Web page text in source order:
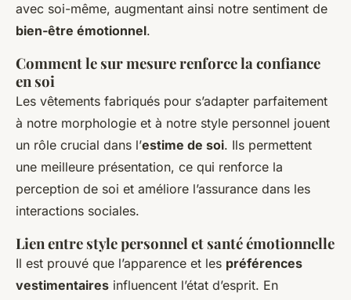
avec soi-même, augmentant ainsi notre sentiment de
bien-être émotionnel.
Comment le sur mesure renforce la confiance
en soi
Les vêtements fabriqués pour s’adapter parfaitement
à notre morphologie et à notre style personnel jouent
un rôle crucial dans l’estime de soi. Ils permettent
une meilleure présentation, ce qui renforce la
perception de soi et améliore l’assurance dans les
interactions sociales.
Lien entre style personnel et santé émotionnelle
Il est prouvé que l’apparence et les préférences
vestimentaires influencent l’état d’esprit. En